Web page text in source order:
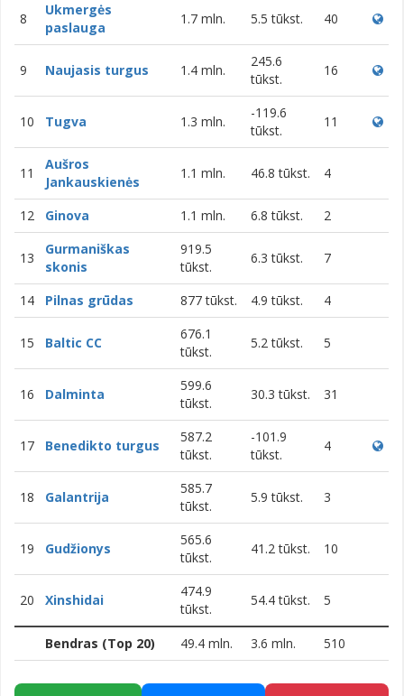
8
Ukmergės
paslauga
1.7 mln. 5.5 tūkst. 40
9 Naujasis turgus 1.4 mln.
245.6
tūkst.
16
10 Tugva 1.3 mln.
-119.6
tūkst.
11
11
Aušros
Jankauskienės
1.1 mln. 46.8 tūkst. 4
12 Ginova 1.1 mln. 6.8 tūkst. 2
13
Gurmaniškas
skonis
919.5
tūkst.
6.3 tūkst. 7
14 Pilnas grūdas 877 tūkst. 4.9 tūkst. 4
15 Baltic CC
676.1
tūkst.
5.2 tūkst. 5
16 Dalminta
599.6
tūkst.
30.3 tūkst. 31
17 Benedikto turgus
587.2
tūkst.
-101.9
tūkst.
4
18 Galantrija
585.7
tūkst.
5.9 tūkst. 3
19 Gudžionys
565.6
tūkst.
41.2 tūkst. 10
20 Xinshidai
474.9
tūkst.
54.4 tūkst. 5
Bendras (Top 20) 49.4 mln. 3.6 mln. 510